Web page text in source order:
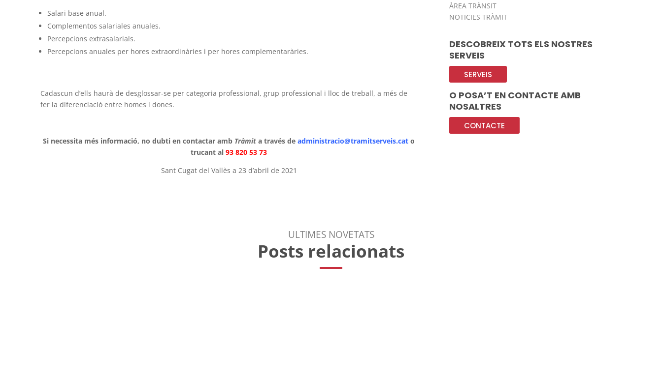
Salari base anual.
Complementos salariales anuales.
Percepcions extrasalarials.
Percepcions anuales per hores extraordinàries i per hores complementaràries.
Cadascun d’ells haurà de desglossar-se per categoria professional, grup professional i lloc de treball, a més de
fer la diferenciació entre homes i dones.
Si necessita més informació, no dubti en contactar amb Tràmit a través de administracio@tramitserveis.cat o
trucant al 93 820 53 73
Sant Cugat del Vallès a 23 d’abril de 2021
ÀREA TRÀNSIT
NOTICIES TRÀMIT
DESCOBREIX TOTS ELS NOSTRES
SERVEIS
SERVEIS
O POSA’T EN CONTACTE AMB
NOSALTRES
CONTACTE
ULTIMES NOVETATS
Posts relacionats